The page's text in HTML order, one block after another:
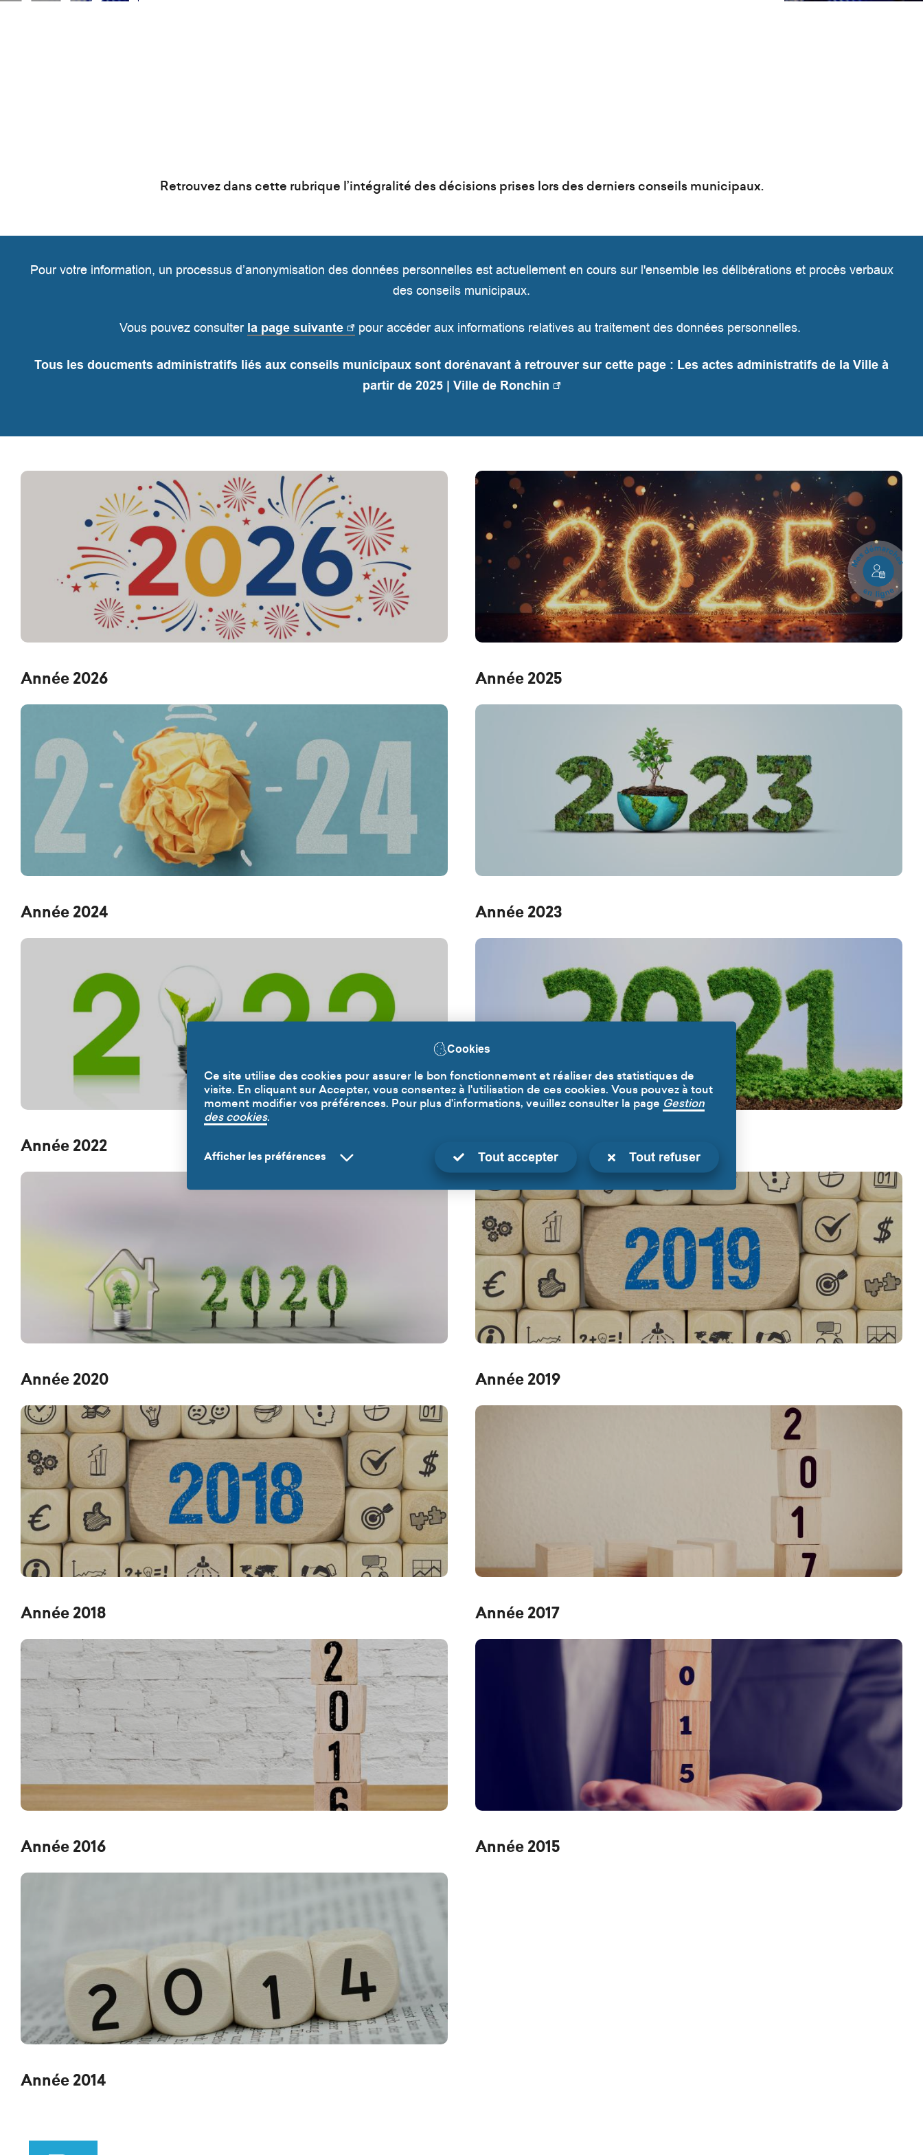
Cookies
Ce site utilise des cookies pour assurer le bon fonctionnement et réaliser des statistiques de
visite. En cliquant sur Accepter, vous consentez à l'utilisation de ces cookies. Vous pouvez à tout
moment modifier vos préférences. Pour plus d'informations, veuillez consulter la page Gestion
des cookies.
Afficher les préférences Tout accepter Tout refuser
e
Mes
démarches
en
ligne
Retrouvez dans cette rubrique l’intégralité des décisions prises lors des derniers conseils municipaux.
Pourvotre information, un processus d’anonymisation des données personnelles est actuellement en cours sur l'ensemble les délibérations et procès verbaux
des conseils municipaux.
Vous pouvez consulter la page suivante pour accéder aux informations relatives au traitement des données personnelles.
Tous les doucments administratifs liés aux conseils municipaux sont dorénavant à retrouver sur cette page : Les actes administratifs de la Ville à
partir de 2025 | Ville de Ronchin
Année 2026 Année 2025
Année 2024 Année 2023
Année 2022
Année 2020 Année 2019
Année 2018 Année 2017
Année 2016 Année 2015
Année 2014